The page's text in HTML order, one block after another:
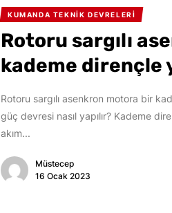
KUMANDA TEKNIK DEVRELERI
Rotoru sargılı
kademe dirençle
Rotoru sargılı asenkron motora bir
güç devresi nasıl yapılır? Kademe
akım...
Müstecep
16 Ocak 2023